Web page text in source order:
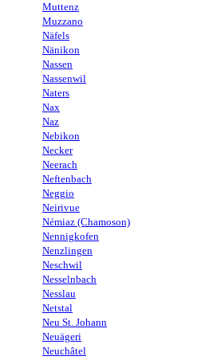
Muttenz
Muzzano
Näfels
Nänikon
Nassen
Nassenwil
Naters
Nax
Naz
Nebikon
Necker
Neerach
Neftenbach
Neggio
Neirivue
Némiaz (Chamoson)
Nennigkofen
Nenzlingen
Neschwil
Nesselnbach
Nesslau
Netstal
Neu St. Johann
Neuägeri
Neuchâtel